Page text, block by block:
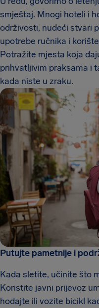
smještaj. Mnogi hoteli i
održivosti, nudeći stvari
upotrebe ručnika i
Potražite mjesta koja
prihvatljivim praksama i
kada niste u zraku.
Putujte pametnije i
Kada sletite, učinite što
Koristite javni prijevoz
hodajte ili vozite bicikl